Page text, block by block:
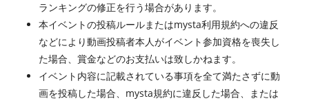
ランキングの修正を行う場合があります。
本イベントの投稿ルールまたはmysta利用規約への違反
などにより動画投稿者本人がイベント参加資格を喪失し
た場合、賞金などのお支払いは致しかねます。
イベント内容に記載されている事項を全て満たさずに動
画を投稿した場合、mysta規約に違反した場合、または